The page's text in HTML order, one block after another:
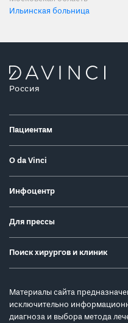
Ильинская больница
Россия
Пациентам
О da Vinci
Инфоцентр
Для прессы
Поиск хирургов и клиник
Материалы сайта
исключительно
диагноза и выбора метода